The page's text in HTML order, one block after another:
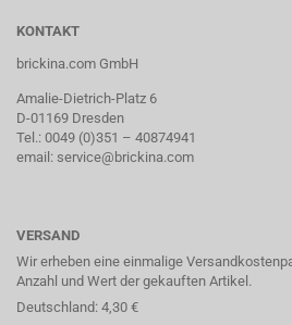
KONTAKT
brickina.com GmbH
Amalie-Dietrich-Platz 6
D-01169 Dresden
Tel.: 0049 (0)351 – 40874941
email: service@brickina.com
VERSAND
Wir erheben eine einmalige
Anzahl und Wert der gekauften Artikel.
Deutschland: 4,30 €